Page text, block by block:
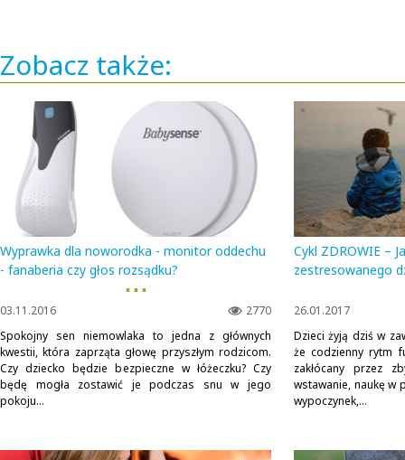
Zobacz także:
Wyprawka dla noworodka - monitor oddechu
- fanaberia czy głos rozsądku?
▪ ▪ ▪
2770
03.11.2016
Spokojny sen niemowlaka to jedna z głównych
kwestii, która zaprząta głowę przyszłym rodzicom.
Czy dziecko będzie bezpieczne w łóżeczku? Czy
będę mogła zostawić je podczas snu w jego
pokoju...
Cykl ZDROWIE –
zestresowanego
26.01.2017
Dzieci żyją dziś w
że codzienny rytm
zakłócany przez
wstawanie, naukę w
wypoczynek,...